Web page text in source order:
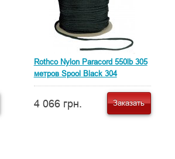
Rothco Nylon Paracord 550lb 305
метров Spool Black 304
4 066 грн. Заказать